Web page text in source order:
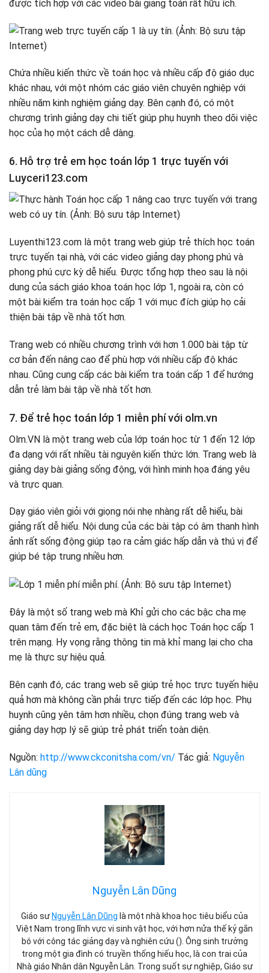
được tích hợp với các video bài giảng toán rất hữu ích.
Chứa nhiều kiến ​​thức về toán học và nhiều cấp độ giáo dục
khác nhau, với một nhóm các giáo viên chuyên nghiệp với
nhiều năm kinh nghiệm giảng dạy. Bên cạnh đó, có một
chương trình giảng dạy chi tiết giúp phụ huynh theo dõi việc
học của họ một cách dễ dàng.
6. Hỗ trợ trẻ em học toán lớp 1 trực tuyến với
Luyceri123.com
Luyenthi123.com là một trang web giúp trẻ thích học toán
trực tuyến tại nhà, với các video giảng dạy phong phú và
phong phú cực kỳ dễ hiểu. Được tổng hợp theo sau là nội
dung của sách giáo khoa toán học lớp 1, ngoài ra, còn có
một bài kiểm tra toán học cấp 1 với mục đích giúp họ cải
thiện bài tập về nhà tốt hơn.
Trang web có nhiều chương trình với hơn 1.000 bài tập từ
cơ bản đến nâng cao để phù hợp với nhiều cấp độ khác
nhau. Cũng cung cấp các bài kiểm tra toán cấp 1 để hướng
dẫn trẻ làm bài tập về nhà tốt hơn.
7. Để trẻ học toán lớp 1 miễn phí với olm.vn
Olm.VN là một trang web của lớp toán học từ 1 đến 12 lớp
đa dạng với rất nhiều tài nguyên kiến ​​thức lớn. Trang web là
giảng dạy bài giảng sống động, với hình minh họa đáng yêu
và trực quan.
Dạy giáo viên giỏi với giọng nói nhẹ nhàng rất dễ hiểu, bài
giảng rất dễ hiểu. Nội dung của các bài tập có âm thanh hình
ảnh rất sống động giúp tạo ra cảm giác hấp dẫn và thú vị để
giúp bé tập trung nhiều hơn.
Đây là một số trang web mà Khỉ gửi cho các bậc cha mẹ
quan tâm đến trẻ em, đặc biệt là cách học Toán học cấp 1
trên mạng. Hy vọng rằng thông tin mà khỉ mang lại cho cha
mẹ là thực sự hiệu quả.
Bên cạnh đó, các trang web sẽ giúp trẻ học trực tuyến hiệu
quả hơn mà không cần phải trực tiếp đến các lớp học. Phụ
huynh cũng yên tâm hơn nhiều, chọn đúng trang web và
giảng dạy hợp lý sẽ giúp trẻ phát triển toàn diện.
Nguồn: http://www.ckconitsha.com/vn/ Tác giả: Nguyễn
Lân dũng
Nguyễn Lân Dũng
Giáo sư Nguyễn Lân Dũng là một nhà khoa học tiêu biểu của
Việt Nam trong lĩnh vực vi sinh vật học, với hơn nửa thế kỷ gắn
bó với công tác giảng dạy và nghiên cứu (). Ông sinh trưởng
trong một gia đình có truyền thống hiếu học, là con trai của
Nhà giáo Nhân dân Nguyễn Lân. Trong suốt sự nghiệp, Giáo sư